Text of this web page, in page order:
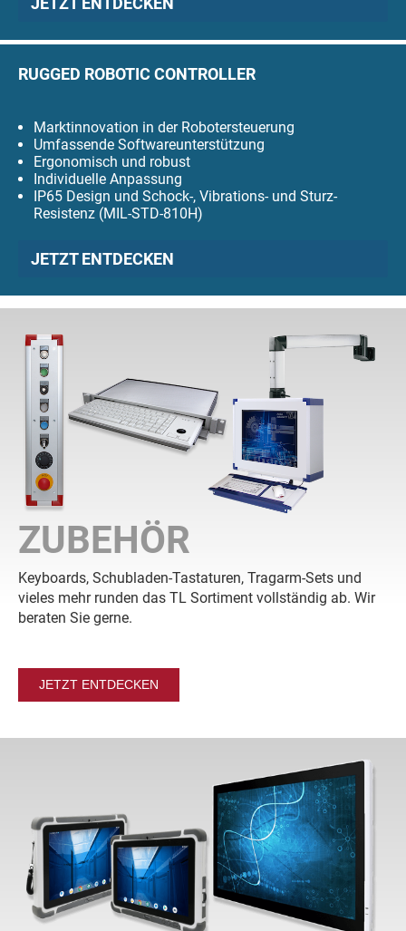
RUGGED ROBOTIC CONTROLLER
Marktinnovation in der Robotersteuerung
Umfassende Softwareunterstützung
Ergonomisch und robust
Individuelle Anpassung
IP65 Design und Schock-, Vibrations- und Sturz-
Resistenz (MIL-STD-810H)
JETZT ENTDECKEN
ZUBEHÖR
Keyboards, Schubladen-Tastaturen, Tragarm-Sets und
vieles mehr runden das TL Sortiment vollständig ab. Wir
beraten Sie gerne.
JETZT ENTDECKEN